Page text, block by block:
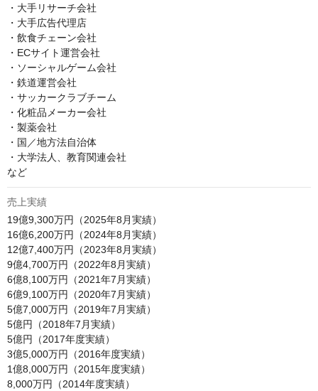
・大手リサーチ会社
・大手広告代理店
・飲食チェーン会社
・ECサイト運営会社
・ソーシャルゲーム会社
・鉄道運営会社
・サッカークラブチーム
・化粧品メーカー会社
・製薬会社
・国／地方法自治体
・大学法人、教育関連会社
など
売上実績
19億9,300万円（2025年8月実績）
16億6,200万円（2024年8月実績）
12億7,400万円（2023年8月実績）
9億4,700万円（2022年8月実績）
6億8,100万円（2021年7月実績）
6億9,100万円（2020年7月実績）
5億7,000万円（2019年7月実績）
5億円（2018年7月実績）
5億円（2017年度実績）
3億5,000万円（2016年度実績）
1億8,000万円（2015年度実績）
8,000万円（2014年度実績）